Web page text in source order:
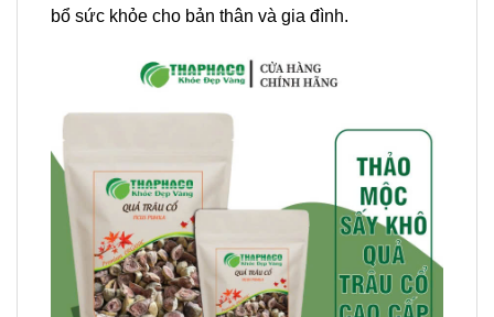
bổ sức khỏe cho bản thân và gia đình.